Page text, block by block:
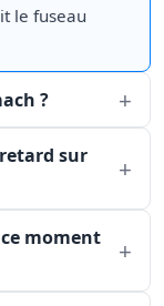
le fuseau
?
sur
moment